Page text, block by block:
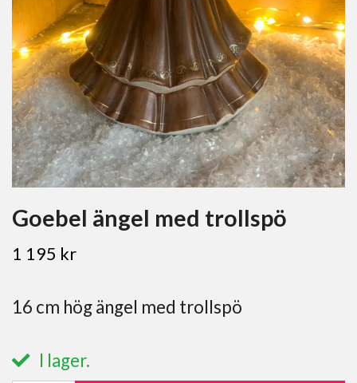
Goebel ängel med trollspö
1 195 kr
16 cm hög ängel med trollspö
I lager.